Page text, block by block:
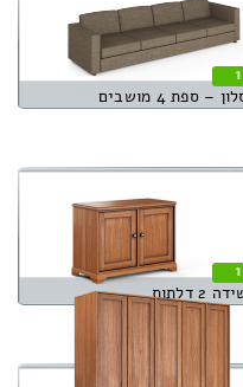
1
– ספת 4 מושבים
1
2 דלתות